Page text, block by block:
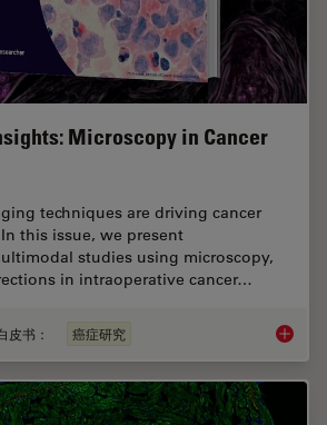
Microscopy in Cancer
techniques are driving cancer
this issue, we present
studies using microscopy,
in intraoperative cancer…
皮书： 癌症研究